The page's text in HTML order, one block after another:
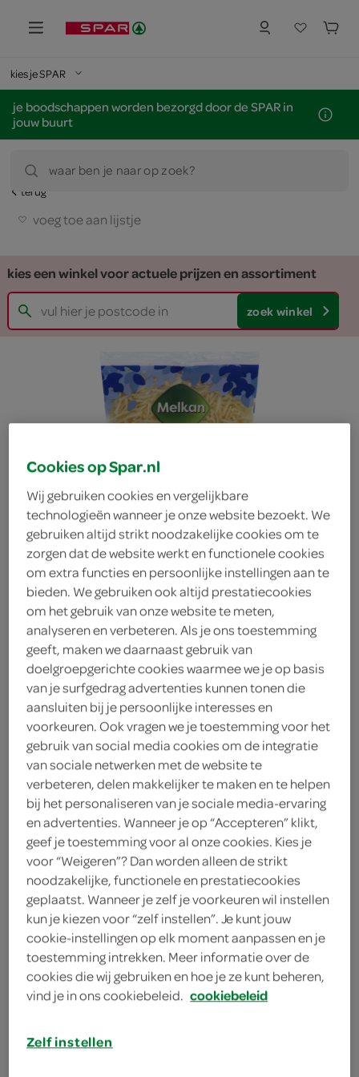
kies je SPAR
je boodschappen worden bezorgd door de SPAR in
jouw buurt
waar ben je naar op zoek?
terug
voeg toe aan lijstje
kies een winkel voor actuele prijzen en assortiment
zoek winkel
Melkan Geraspte kaas
Gouda belegen 48+
Melkan
4.
19
175 Gram
Let op: aanbiedingen zijn niet zichtbaar bij de
producten, maar worden wél automatisch
verwerkt in de winkelmand.
Cookies op Spar.nl
Wij gebruiken cookies en vergelijkbare
technologieën wanneer je onze website bezoekt. We
gebruiken altijd strikt noodzakelijke cookies om te
zorgen dat de website werkt en functionele cookies
om extra functies en persoonlijke instellingen aan te
bieden. We gebruiken ook altijd prestatiecookies
om het gebruik van onze website te meten,
analyseren en verbeteren. Als je ons toestemming
geeft, maken we daarnaast gebruik van
doelgroepgerichte cookies waarmee we je op basis
van je surfgedrag advertenties kunnen tonen die
aansluiten bij je persoonlijke interesses en
voorkeuren. Ook vragen we je toestemming voor het
gebruik van social media cookies om de integratie
van sociale netwerken met de website te
verbeteren, delen makkelijker te maken en te helpen
bij het personaliseren van je sociale media-ervaring
en advertenties. Wanneer je op “Accepteren” klikt,
geef je toestemming voor al onze cookies. Kies je
voor “Weigeren”? Dan worden alleen de strikt
noodzakelijke, functionele en prestatiecookies
geplaatst. Wanneer je zelf je voorkeuren wil instellen
kun je kiezen voor “zelf instellen”. Je kunt jouw
cookie-instellingen op elk moment aanpassen en je
toestemming intrekken. Meer informatie over de
cookies die wij gebruiken en hoe je ze kunt beheren,
vind je in ons cookiebeleid. cookiebeleid
Zelf instellen